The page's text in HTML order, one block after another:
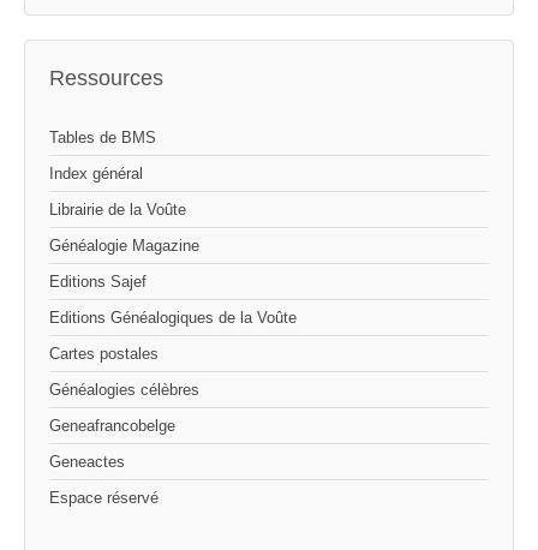
Ressources
Tables de BMS
Index général
Librairie de la Voûte
Généalogie Magazine
Editions Sajef
Editions Généalogiques de la Voûte
Cartes postales
Généalogies célèbres
Geneafrancobelge
Geneactes
Espace réservé